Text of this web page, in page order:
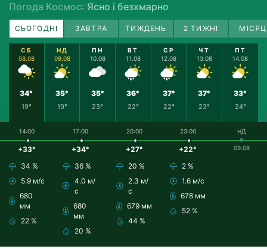
Погода Космос: Ясно і безхмарно
СЬОГОДНІ ЗАВТРА ТИЖДЕНЬ 2 ТИЖНІ
СБ
08.08
34°
19°
НД
09.08
35°
19°
ПН
10.08
35°
23°
ВТ
11.08
36°
22°
СР
12.08
37°
22°
ЧТ
13.08
37°
23°
ПТ
14.08
33°
24°
14:00
+33°
34 %
5.9 м/с
680
мм
22 %
17:00
+34°
36 %
4.0 м/
с
680
мм
20 %
20:00
+27°
20 %
2.3 м/
с
679 мм
44 %
23:00
+22°
2 %
1.6 м/с
678 мм
52 %
НД
09.08